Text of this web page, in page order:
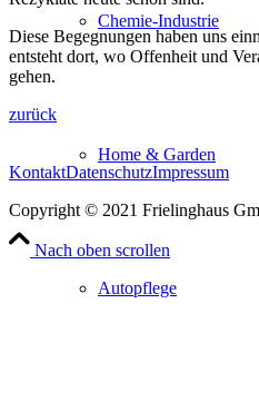
Chemie-Industrie
Home & Garden
Autopflege
Diese Begegnungen haben uns
entsteht dort, wo Offenheit und
gehen.
zurück
KontaktDatenschutzImpressum
Copyright © 2021 Frielinghaus
Nach oben scrollen